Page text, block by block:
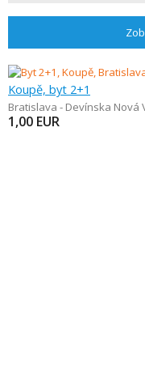
Koupě, byt 2+1
Bratislava - Devínska Nová
1,00 EUR